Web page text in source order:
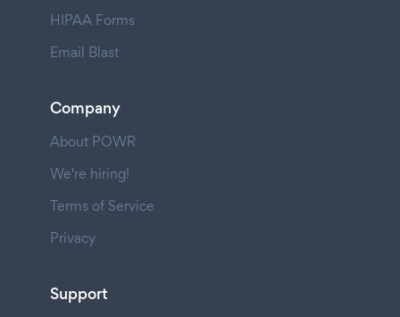
HIPAA Forms
Email Blast
Company
About POWR
We're hiring!
Terms of Service
Privacy
Support